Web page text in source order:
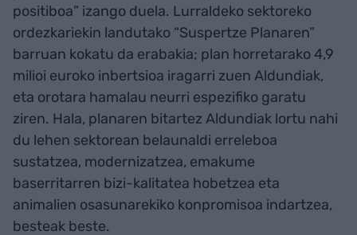
positiboa” izango duela. Lurraldeko sektoreko
ordezkariekin landutako “Suspertze Planaren”
barruan kokatu da erabakia; plan horretarako 4,9
milioi euroko inbertsioa iragarri zuen Aldundiak,
eta orotara hamalau neurri espezifiko garatu
ziren. Hala, planaren bitartez Aldundiak lortu nahi
du lehen sektorean belaunaldi erreleboa
sustatzea, modernizatzea, emakume
baserritarren bizi-kalitatea hobetzea eta
animalien osasunarekiko konpromisoa indartzea,
besteak beste.